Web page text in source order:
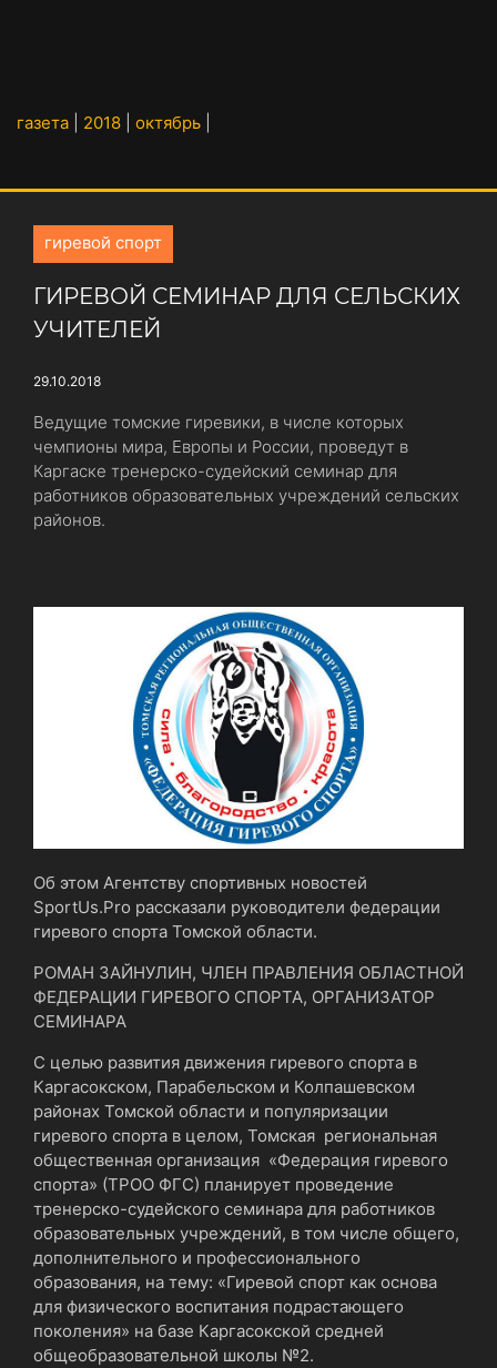
газета 2018 октябрь
гиревой спорт
ГИРЕВОЙ СЕМИНАР ДЛЯ СЕЛЬСКИХ
УЧИТЕЛЕЙ
29.10.2018
Ведущие томские гиревики, в числе которых
чемпионы мира, Европы и России, проведут в
Каргаске тренерско-судейский семинар для
работников образовательных учреждений сельских
районов.
Об этом Агентству спортивных новостей
SportUs.Рro рассказали руководители федерации
гиревого спорта Томской области.
РОМАН ЗАЙНУЛИН, ЧЛЕН ПРАВЛЕНИЯ ОБЛАСТНОЙ
ФЕДЕРАЦИИ ГИРЕВОГО СПОРТА, ОРГАНИЗАТОР
СЕМИНАРА
С целью развития движения гиревого спорта в
Каргасокском, Парабельском и Колпашевском
районах Томской области и популяризации
гиревого спорта в целом, Томская региональная
общественная организация «Федерация гиревого
спорта» (ТРОО ФГС) планирует проведение
тренерско-судейского семинара для работников
образовательных учреждений, в том числе общего,
дополнительного и профессионального
образования, на тему: «Гиревой спорт как основа
для физического воспитания подрастающего
поколения» на базе Каргасокской средней
общеобразовательной школы №2.